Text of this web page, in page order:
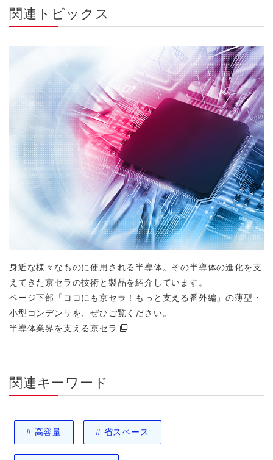
関連トピックス
身近な様々なものに使用される半導体。その半導体の進化を支
えてきた京セラの技術と製品を紹介しています。
ページ下部「ココにも京セラ！もっと⽀える番外編」の薄型・
小型コンデンサを、ぜひご覧ください。
半導体業界を支える京セラ
関連キーワード
# 高容量 # 省スペース